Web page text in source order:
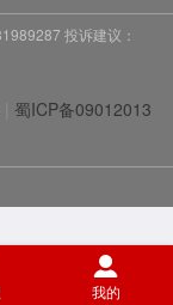
我的
投诉建议：
蜀ICP备09012013